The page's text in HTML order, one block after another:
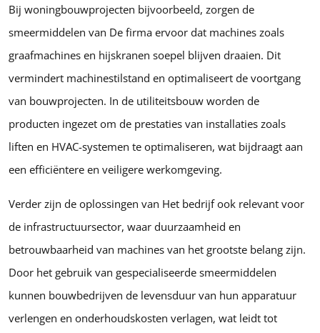
Bij woningbouwprojecten bijvoorbeeld, zorgen de
smeermiddelen van De firma ervoor dat machines zoals
graafmachines en hijskranen soepel blijven draaien. Dit
vermindert machinestilstand en optimaliseert de voortgang
van bouwprojecten. In de utiliteitsbouw worden de
producten ingezet om de prestaties van installaties zoals
liften en HVAC-systemen te optimaliseren, wat bijdraagt aan
een efficiëntere en veiligere werkomgeving.
Verder zijn de oplossingen van Het bedrijf ook relevant voor
de infrastructuursector, waar duurzaamheid en
betrouwbaarheid van machines van het grootste belang zijn.
Door het gebruik van gespecialiseerde smeermiddelen
kunnen bouwbedrijven de levensduur van hun apparatuur
verlengen en onderhoudskosten verlagen, wat leidt tot